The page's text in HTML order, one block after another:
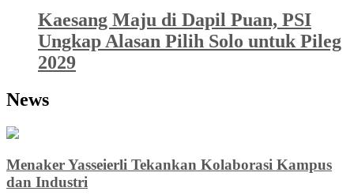
Kaesang Maju di Dapil Puan, PSI
Ungkap Alasan Pilih Solo untuk Pileg
2029
News
Menaker Yasseierli Tekankan Kolaborasi Kampus
dan Industri